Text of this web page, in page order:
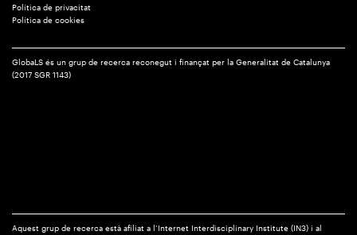
Política de privacitat
Política de cookies
GlobaLS és un grup de recerca reconegut i finançat per la Generalitat de Catalunya
(2017 SGR 1143)
Aquest grup de recerca està afiliat a l’Internet Interdisciplinary Institute (IN3) i al